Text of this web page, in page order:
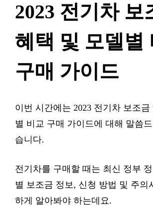
2023 전기차 보
혜택 및 모델별
구매 가이드
이번 시간에는 2023 전기차 보조금
별 비교 구매 가이드에 대해 말씀
습니다.
전기차를 구매할 때는 최신 정부
별 보조금 정보, 신청 방법 및 주의
하게 알아봐야 하는데요.